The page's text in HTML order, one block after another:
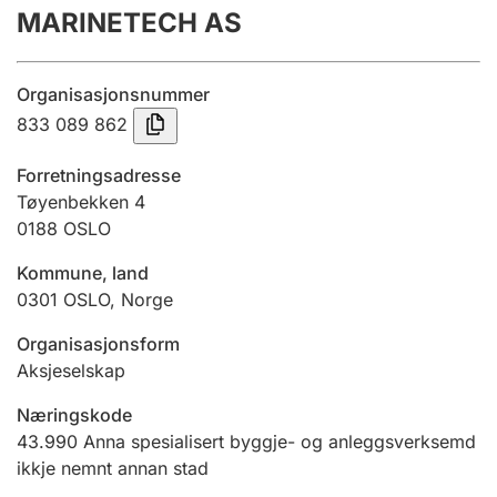
Innsending og forseinkingsgebyr
Jeger
Ektepaktrettleiaren
Andre tema
MARINETECH AS
Organisasjonsnummer
833 089 862
Forretningsadresse
Tøyenbekken 4
0188 OSLO
Kommune, land
0301 OSLO, Norge
Organisasjonsform
Aksjeselskap
Næringskode
43.990 Anna spesialisert byggje- og anleggsverksemd
ikkje nemnt annan stad